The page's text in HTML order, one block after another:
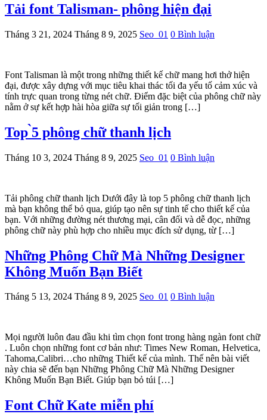
Tải font Talisman- phông hiện đại
Tháng 3 21, 2024 Tháng 8 9, 2025 Seo_01 0 Bình luận
Font Talisman là một trong những thiết kế chữ mang hơi thở hiện
đại, được xây dựng với mục tiêu khai thác tối đa yếu tố cảm xúc và
tính trực quan trong từng nét chữ. Điểm đặc biệt của phông chữ này
nằm ở sự kết hợp hài hòa giữa sự tối giản trong […]
Top ̀5 phông chữ thanh lịch
Tháng 10 3, 2024 Tháng 8 9, 2025 Seo_01 0 Bình luận
Tải phông chữ thanh lịch Dưới đây là top 5 phông chữ thanh lịch
mà bạn không thể bỏ qua, giúp tạo nên sự tinh tế cho thiết kế của
bạn. Với những đường nét thương mại, cân đối và dễ đọc, những
phông chữ này phù hợp cho nhiều mục đích sử dụng, từ […]
Những Phông Chữ Mà Những Designer
Không Muốn Bạn Biết
Tháng 5 13, 2024 Tháng 8 9, 2025 Seo_01 0 Bình luận
Mọi người luôn đau đầu khi tìm chọn font trong hàng ngàn font chữ
. Luôn chọn những font cơ bản như: Times New Roman, Helvetica,
Tahoma,Calibri…cho những Thiết kế của mình. Thế nên bài viết
này chia sẽ đến bạn Những Phông Chữ Mà Những Designer
Không Muốn Bạn Biết. Giúp bạn bỏ túi […]
Font Chữ Kate miễn phí